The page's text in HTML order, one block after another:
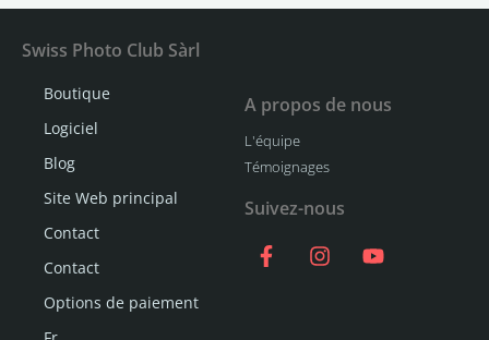
Swiss Photo Club Sàrl
Boutique
Logiciel
Blog
Site Web principal
Contact
Contact
Options de paiement
A propos de nous
L'équipe
Témoignages
Suivez-nous